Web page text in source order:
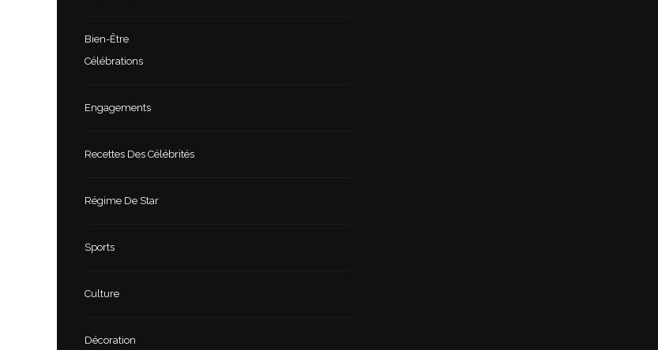
Bien-Être
Célébrations
Engagements
Recettes Des Célébrités
Régime De Star
Sports
Culture
Décoration